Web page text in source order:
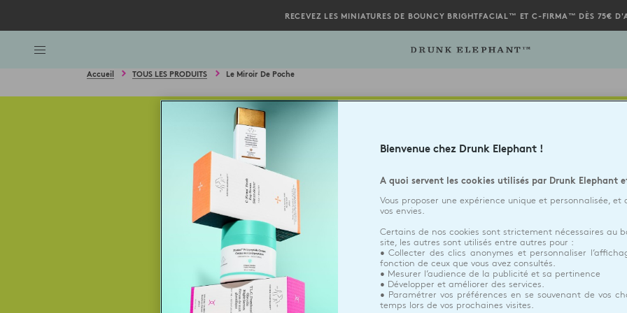
RECEVEZ LES MINIATURES DE BOUNCY BRIGHTFACIAL™ ET C-FIRMA™ DÈS 75€
Accueil TOUS LES PRODUITS Le Miroir De Poche
Bienvenue chez Drunk Elephant !
A quoi servent les cookies utilisés par Drunk Elephant
Vous proposer une expérience unique et personnalisée, et
vos envies.
Certains de nos cookies sont strictement nécessaires au
site, les autres sont utilisés entre autres pour :
• Collecter des clics anonymes et personnaliser
fonction de ceux que vous avez consultés.
• Mesurer l’audience de la publicité et sa pertinence
• Développer et améliorer des services.
• Paramétrer vos préférences en se souvenant de vos
temps lors de vos prochaines visites.